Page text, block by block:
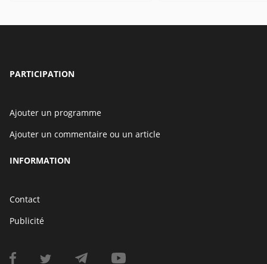
PARTICIPATION
Ajouter un programme
Ajouter un commentaire ou un article
INFORMATION
Contact
Publicité